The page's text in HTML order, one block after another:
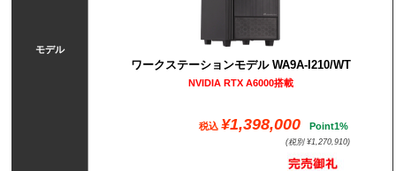
モデル
ワークステーションモデル WA9A-I210/WT
NVIDIA RTX A6000搭載
税込 ¥1,398,000 Point1%
(税別 ¥1,270,910)